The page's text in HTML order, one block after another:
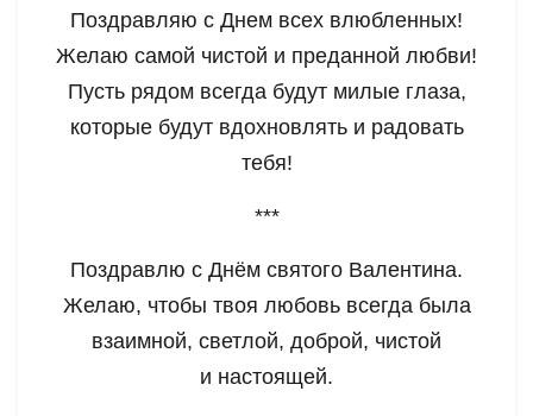
Поздравляю с Днем всех влюбленных!
Желаю самой чистой и преданной любви!
Пусть рядом всегда будут милые глаза,
которые будут вдохновлять и радовать
тебя!
***
Поздравлю с Днём святого Валентина.
Желаю, чтобы твоя любовь всегда была
взаимной, светлой, доброй, чистой
и настоящей.